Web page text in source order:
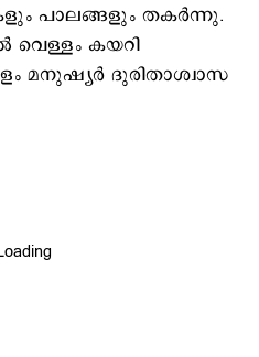
പാലങ്ങളും തകര്‍ന്നു.
വെള്ളം കയറി
മനുഷ്യര്‍ ദുരിതാശ്വാസ